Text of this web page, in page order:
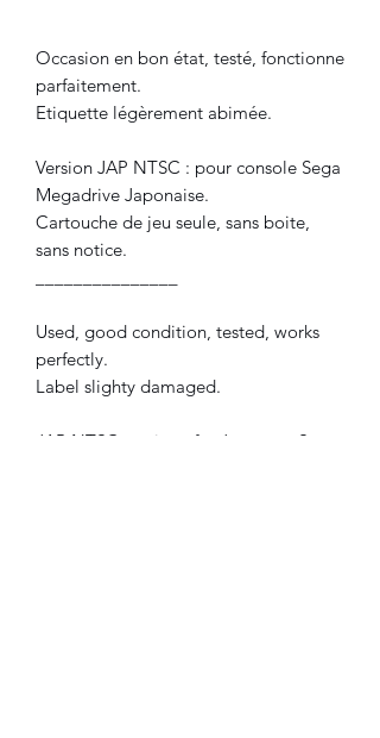
Occasion en bon état, testé, fonctionne
parfaitement.
Etiquette légèrement abimée.
Version JAP NTSC : pour console Sega
Megadrive Japonaise.
Cartouche de jeu seule, sans boite,
sans notice.
Used, good condition, tested, works
perfectly.
Label slighty damaged.
JAP NTSC version : for Japanese Sega